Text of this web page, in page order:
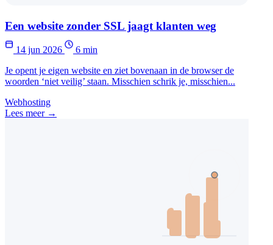
Een website zonder SSL jaagt klanten weg
14 jun 2026
6 min
Je opent je eigen website en ziet bovenaan in de browser de
woorden ‘niet veilig’ staan. Misschien schrik je, misschien...
Webhosting
Lees meer →